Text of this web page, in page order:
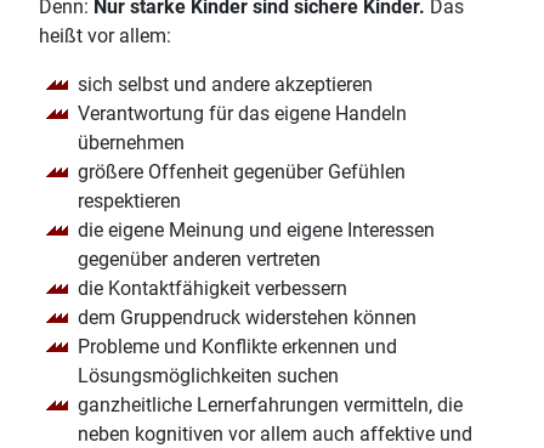
Denn: Nur starke Kinder sind sichere Kinder. Das
heißt vor allem:
sich selbst und andere akzeptieren
Verantwortung für das eigene Handeln
übernehmen
größere Offenheit gegenüber Gefühlen
respektieren
die eigene Meinung und eigene Interessen
gegenüber anderen vertreten
die Kontaktfähigkeit verbessern
dem Gruppendruck widerstehen können
Probleme und Konflikte erkennen und
Lösungsmöglichkeiten suchen
ganzheitliche Lernerfahrungen vermitteln, die
neben kognitiven vor allem auch affektive und